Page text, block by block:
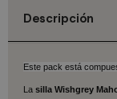
Descripción
Este pack está
La silla Wishgrey